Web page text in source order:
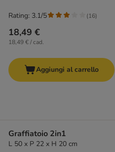
18,49 €
18,49 € / cad.
Rating: 3.1/5 (16)
Aggiungi al carrello
Graffiatoio 2in1
L 50 x P 22 x H 20 cm